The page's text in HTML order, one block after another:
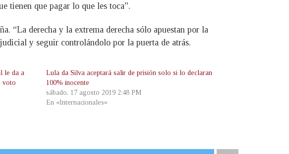
tienen que pagar lo que les toca”.
“La derecha y la extrema derecha sólo apuestan por la
y seguir controlándolo por la puerta de atrás.
le da a
voto
Lula da Silva aceptará salir de prisión solo si lo declaran
100% inocente
sábado, 17 agosto 2019 2:48 PM
En «Internacionales»